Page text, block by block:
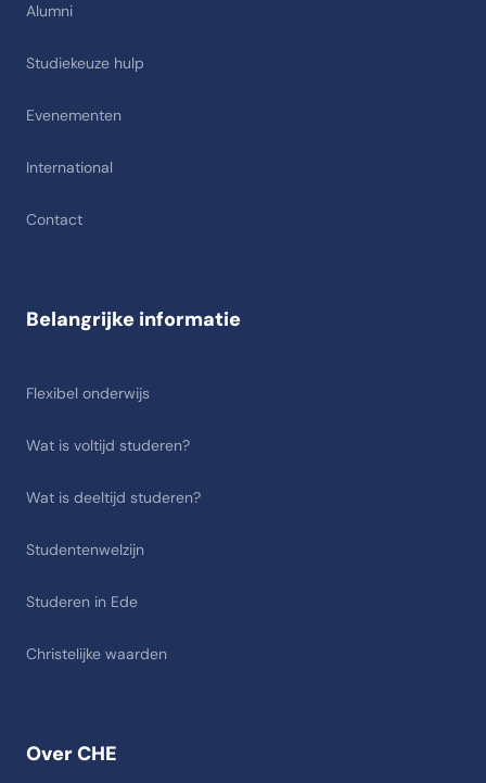
Alumni
Studiekeuze hulp
Evenementen
International
Contact
Over CHE
Belangrijke informatie
Flexibel onderwijs
Wat is voltijd studeren?
Wat is deeltijd studeren?
Studentenwelzijn
Studeren in Ede
Christelijke waarden